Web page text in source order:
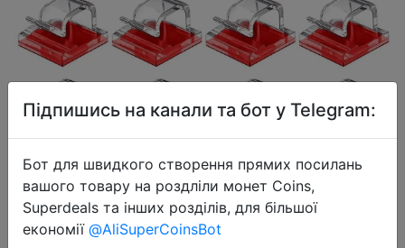
2024-03-27
Підпишись на канали та бот у Telegram:
Бот для швидкого створення прямих посилань
вашого товару на роздліли монет Coins,
Superdeals та інших розділів, для більшої
економії @AliSuperCoinsBot